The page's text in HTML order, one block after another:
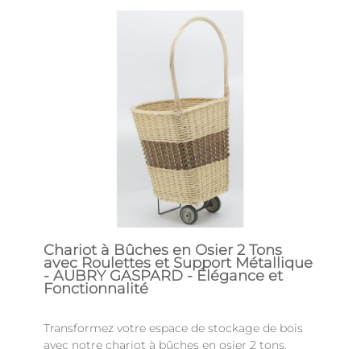
Chariot à Bûches en Osier 2 Tons
avec Roulettes et Support Métallique
- AUBRY GASPARD - Élégance et
Fonctionnalité
Transformez votre espace de stockage de bois
avec notre chariot à bûches en osier 2 tons,